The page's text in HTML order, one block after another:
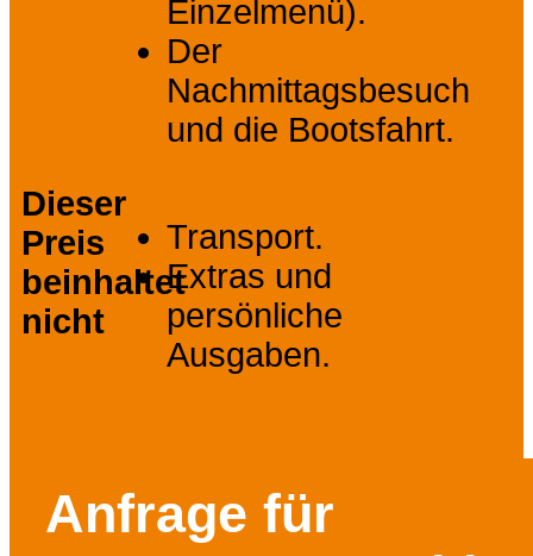
Einzelmenü).
Der
Nachmittagsbesuch
und die Bootsfahrt.
Dieser
Preis
beinhaltet
nicht
Transport.
Extras und
persönliche
Ausgaben.
Anfrage für